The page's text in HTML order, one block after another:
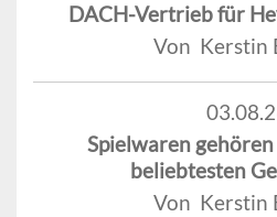
DACH-Vertrieb für
Von Kerstin
Spielwaren
beliebtesten
Von Kerstin